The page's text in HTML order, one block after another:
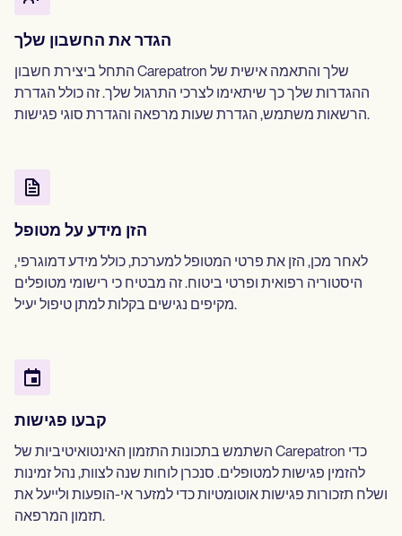
הגדר את החשבון שלך
התחל ביצירת חשבון Carepatron שלך והתאמה אישית של
ההגדרות שלך כך שיתאימו לצרכי התרגול שלך. זה כולל הגדרת
הרשאות משתמש, הגדרת שעות מרפאה והגדרת סוגי פגישות.
הזן מידע על מטופל
לאחר מכן, הזן את פרטי המטופל למערכת, כולל מידע דמוגרפי,
היסטוריה רפואית ופרטי ביטוח. זה מבטיח כי רישומי מטופלים
מקיפים נגישים בקלות למתן טיפול יעיל.
קבעו פגישות
השתמש בתכונות התזמון האינטואיטיביות של Carepatron כדי
להזמין פגישות למטופלים. סנכרן לוחות שנה לצוות, נהל זמינות
ושלח תזכורות פגישות אוטומטיות כדי למזער אי-הופעות ולייעל את
תזמון המרפאה.